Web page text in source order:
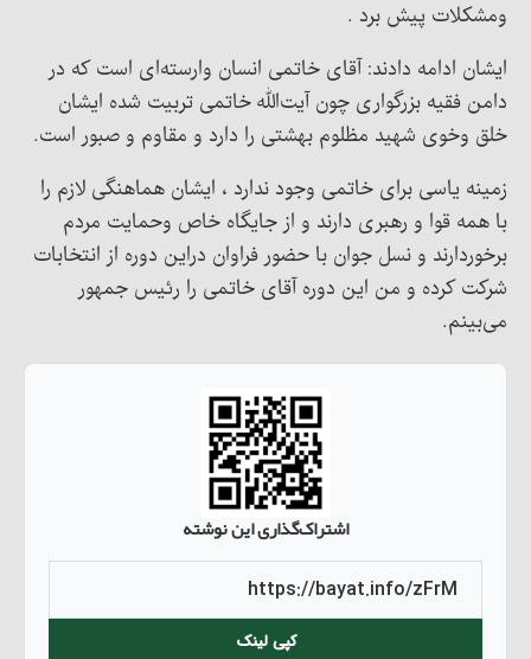
ومشکلات پیش برد .
ایشان ادامه دادند: آقای خاتمی انسان وارسته‌ای است که در
دامن فقیه بزرگواری چون آیت‌الله خاتمی تربیت شده ایشان
خلق وخوی شهید مظلوم بهشتی را دارد و مقاوم و صبور است.
زمینه یاسی برای خاتمی وجود ندارد ، ایشان هماهنگی لازم را
با همه قوا و رهبری دارند و از جایگاه خاص وحمایت مردم
برخوردارند و نسل جوان با حضور فراوان دراین دوره از انتخابات
شرکت کرده و من این دوره آقای خاتمی را رئیس جمهور
می‌بینم.
اشتراک‌گذاری این نوشته
کپی لینک